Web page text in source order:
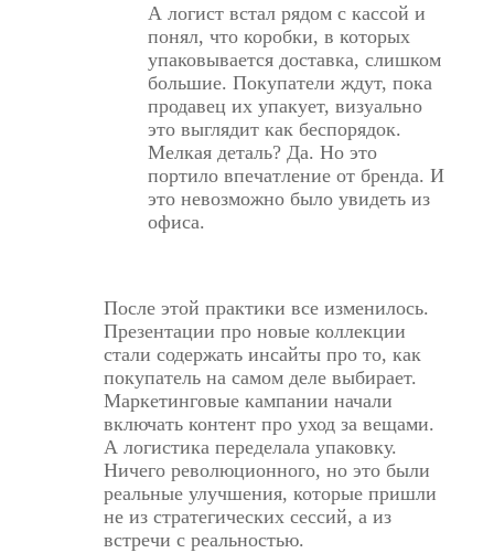
А логист встал рядом с кассой и
понял, что коробки, в которых
упаковывается доставка, слишком
большие. Покупатели ждут, пока
продавец их упакует, визуально
это выглядит как беспорядок.
Мелкая деталь? Да. Но это
портило впечатление от бренда. И
это невозможно было увидеть из
офиса.
После этой практики все изменилось.
Презентации про новые коллекции
стали содержать инсайты про то, как
покупатель на самом деле выбирает.
Маркетинговые кампании начали
включать контент про уход за вещами.
А логистика переделала упаковку.
Ничего революционного, но это были
реальные улучшения, которые пришли
не из стратегических сессий, а из
встречи с реальностью.